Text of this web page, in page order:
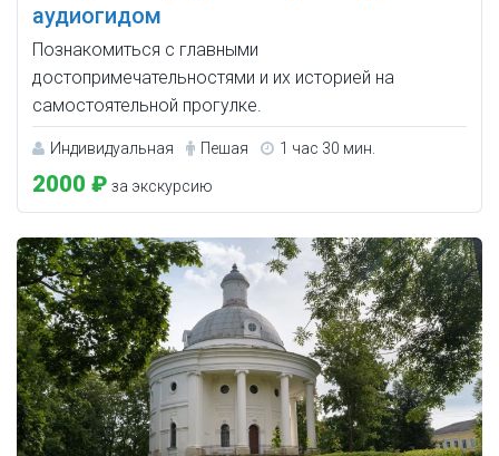
аудиогидом
Познакомиться с главными
достопримечательностями и их историей на
самостоятельной прогулке.
Индивидуальная Пешая 1 час 30 мин.
2000 ₽ за экскурсию